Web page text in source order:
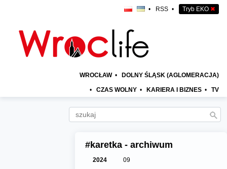
• RSS • Tryb EKO ✖
WROCŁAW • DOLNY ŚLĄSK (AGLOMERACJA)
• CZAS WOLNY • KARIERA I BIZNES • TV
#karetka - archiwum
2024
09